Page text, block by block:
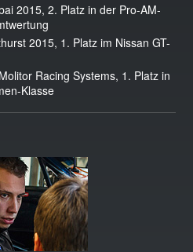
2015, 2. Platz in der Pro-AM-
2015, 1. Platz im Nissan GT-
Racing Systems, 1. Platz in
Klasse